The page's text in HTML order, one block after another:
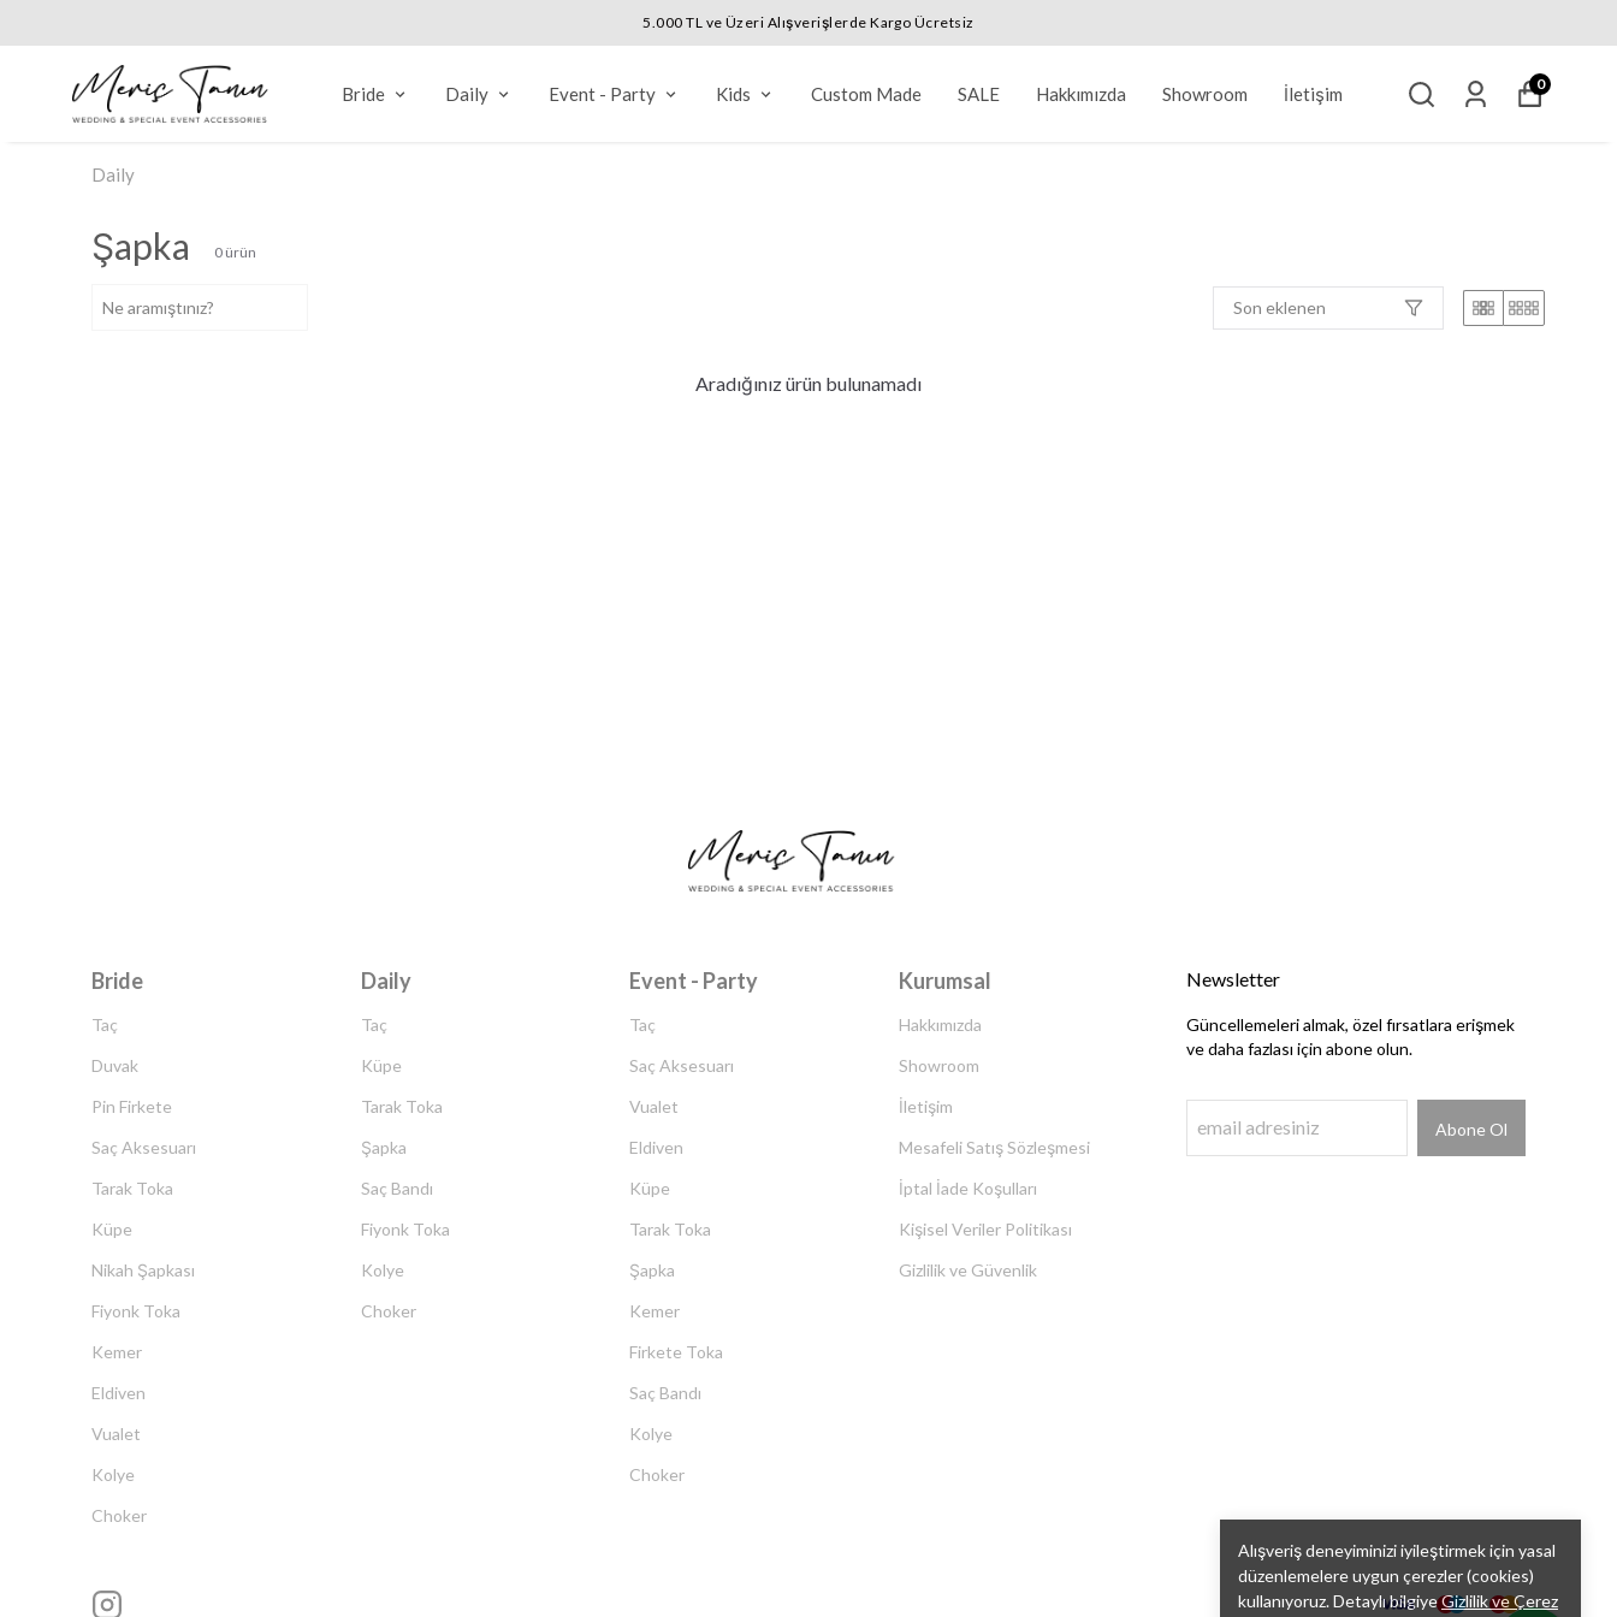
Bride Daily Event - Party Kids Custom Made SALE Hakkımızda Showroom İletişim 0
Alışveriş deneyiminizi iyileştirmek için yasal
düzenlemelere uygun çerezler (cookies)
kullanıyoruz. Detaylı bilgiyeGizlilik ve Çerez
Daily
Şapka 0 ürün
Son eklenen
Aradığınız ürün bulunamadı
Bride
Taç
Duvak
Pin Firkete
Saç Aksesuarı
Tarak Toka
Küpe
Nikah Şapkası
Fiyonk Toka
Kemer
Eldiven
Vualet
Kolye
Choker
Daily
Taç
Küpe
Tarak Toka
Şapka
Saç Bandı
Fiyonk Toka
Kolye
Choker
Event - Party
Taç
Saç Aksesuarı
Vualet
Eldiven
Küpe
Tarak Toka
Şapka
Kemer
Firkete Toka
Saç Bandı
Kolye
Choker
Kurumsal
Hakkımızda
Showroom
İletişim
Mesafeli Satış Sözleşmesi
İptal İade Koşulları
Kişisel Veriler Politikası
Gizlilik ve Güvenlik
Newsletter
Güncellemeleri almak, özel fırsatlara erişmek
ve daha fazlası için abone olun.
Abone Ol